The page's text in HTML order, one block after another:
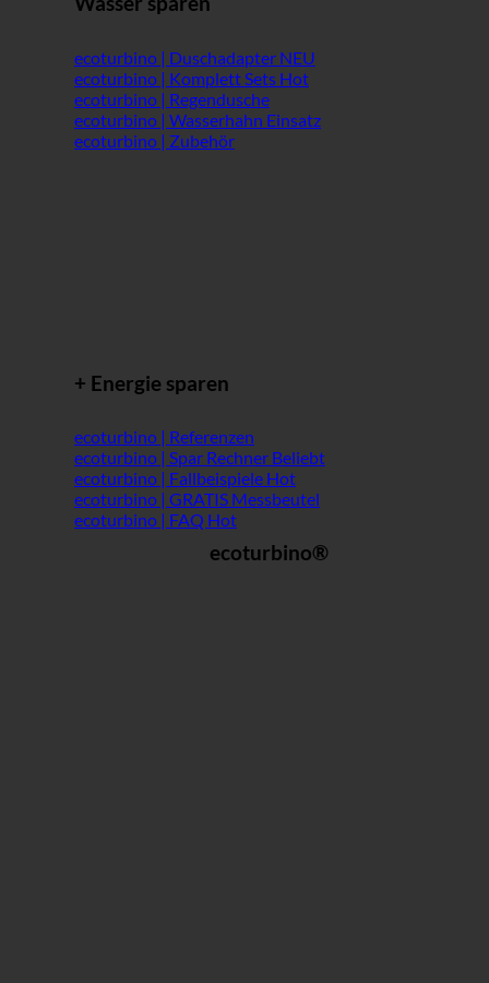
ecoturbino | Duschadapter
ecoturbino | Komplett Sets
ecoturbino | Regendusche
ecoturbino | Wasserhahn Einsatz
ecoturbino | Zubehör
+ Energie sparen
ecoturbino | Referenzen
ecoturbino | Spar Rechner
ecoturbino | Fallbeispiele
ecoturbino | GRATIS Messbeutel
ecoturbino | FAQ
ecoturbino®